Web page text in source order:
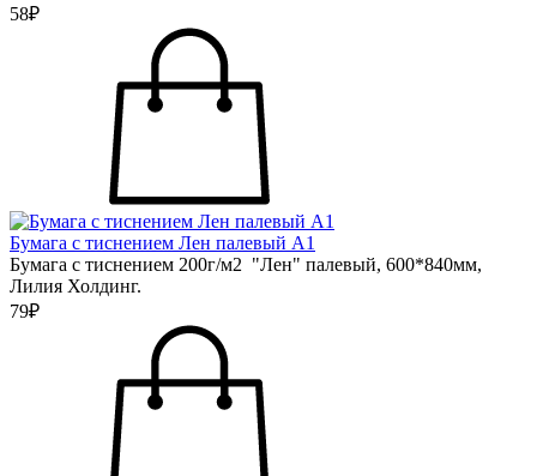
58₽
Бумага с тиснением Лен палевый А1
Бумага с тиснением 200г/м2 "Лен" палевый, 600*840мм,
Лилия Холдинг.
79₽